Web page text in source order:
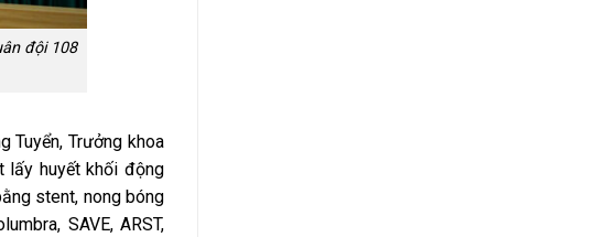
đội 108
Tuyển, Trưởng khoa
lấy huyết khối động
stent, nong bóng
SAVE, ARST,